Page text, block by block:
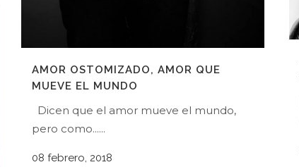
AMOR OSTOMIZADO, AMOR QUE
MUEVE EL MUNDO
Dicen que el amor mueve el mundo,
pero como......
08 febrero, 2018